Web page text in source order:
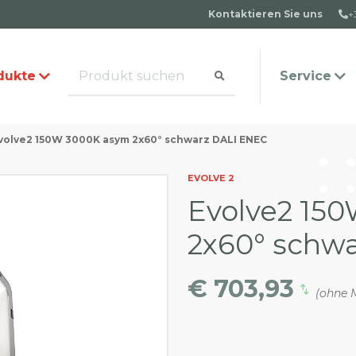
Kontaktieren Sie uns
Service
Häufige Fragen
Kontakt
150W 3000K asym 2x60° schwarz DALI ENEC
EVOLVE 2
Evolve2
2x60°
€ 703,93 (ohne